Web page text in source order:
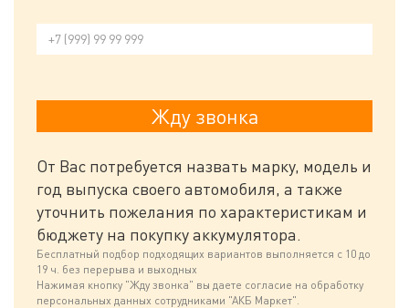
От Вас потребуется назвать марку, модель и
год выпуска своего автомобиля, а также
уточнить пожелания по характеристикам и
бюджету на покупку аккумулятора.
Бесплатный подбор подходящих вариантов выполняется с 10 до
19 ч. без перерыва и выходных
Нажимая кнопку "Жду звонка" вы даете согласие на обработку
персональных данных сотрудниками "АКБ Маркет".